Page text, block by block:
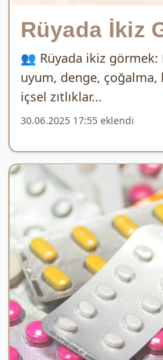
Rüyada İkiz
👥 Rüyada ikiz görmek:
uyum, denge, çoğalma,
içsel zıtlıklar...
30.06.2025 17:55 eklendi